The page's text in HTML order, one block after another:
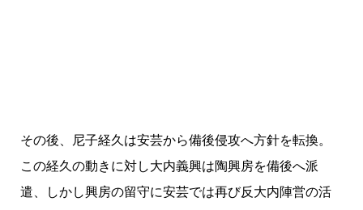
その後、尼子経久は安芸から備後侵攻へ方針を転換。
この経久の動きに対し大内義興は陶興房を備後へ派
遣、しかし興房の留守に安芸では再び反大内陣営の活